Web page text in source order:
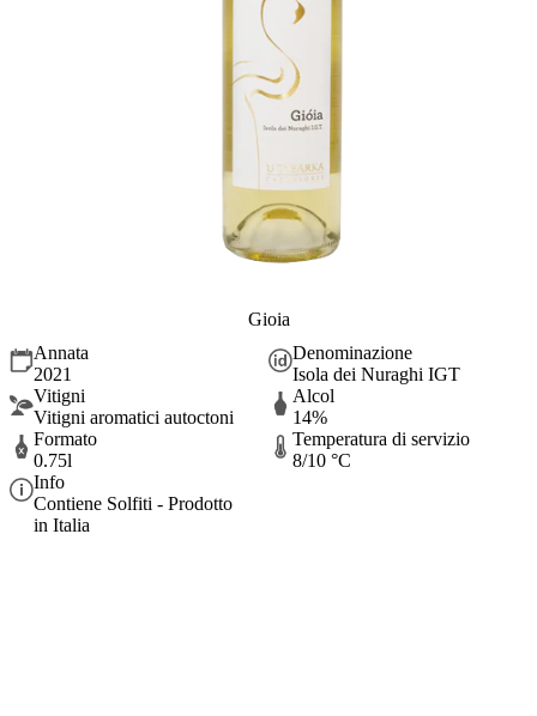
Gioia
Annata
2021
Denominazione
Isola dei Nuraghi IGT
Vitigni
Vitigni aromatici autoctoni
Alcol
14%
Formato
0.75l
Temperatura di servizio
8/10 °C
Info
Contiene Solfiti - Prodotto
in Italia